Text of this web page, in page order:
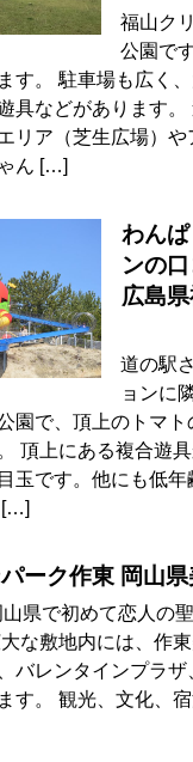
福山ク
公園で
す。 駐車場も広く、
具などがあります
リア（芝生広場）
ん […]
わん
ンの
広島
道の駅
ョンに
園で、頂上のトマ
頂上にある複合遊
玉です。他にも低
[…]
ーク作東 岡山
県で初めて恋人の
な敷地内には、作
バレンタインプラ
す。 観光、文化、宿